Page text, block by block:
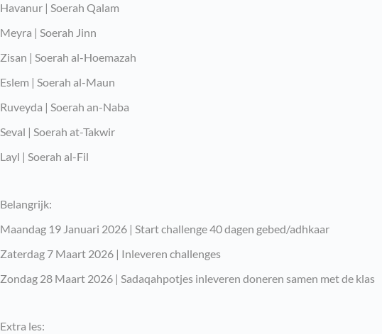
Havanur | Soerah Qalam
Meyra | Soerah Jinn
Zisan | Soerah al-Hoemazah
Eslem | Soerah al-Maun
Ruveyda | Soerah an-Naba
Seval | Soerah at-Takwir
Layl | Soerah al-Fil
Belangrijk:
Maandag 19 Januari 2026 | Start challenge 40 dagen gebed/adhkaar
Zaterdag 7 Maart 2026 | Inleveren challenges
Zondag 28 Maart 2026 | Sadaqahpotjes inleveren doneren samen met de klas
Extra les: